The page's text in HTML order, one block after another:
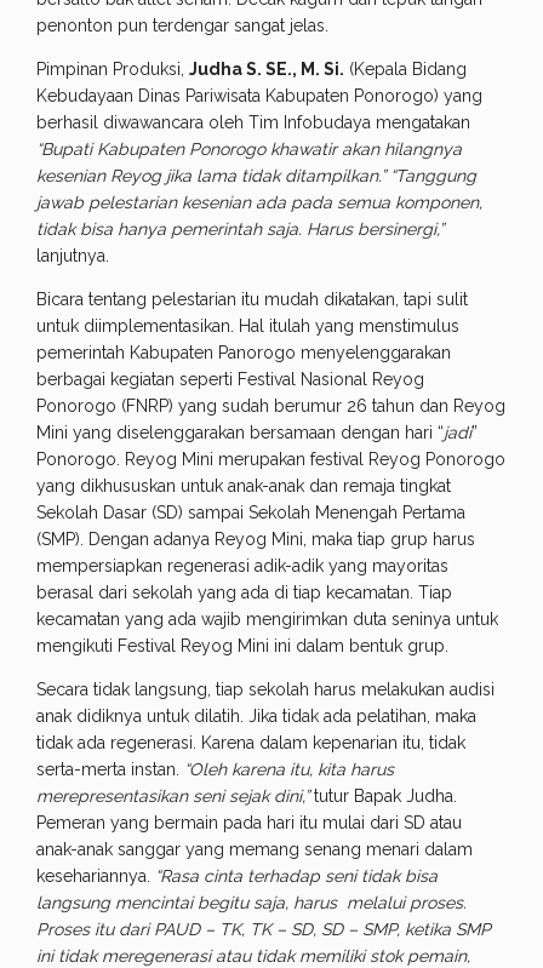
penonton pun terdengar sangat jelas.
Pimpinan Produksi, Judha S. SE., M. Si. (Kepala Bidang
Kebudayaan Dinas Pariwisata Kabupaten Ponorogo) yang
berhasil diwawancara oleh Tim Infobudaya mengatakan
“Bupati Kabupaten Ponorogo khawatir akan hilangnya
kesenian Reyog jika lama tidak ditampilkan.” “Tanggung
jawab pelestarian kesenian ada pada semua komponen,
tidak bisa hanya pemerintah saja. Harus bersinergi,”
lanjutnya.
Bicara tentang pelestarian itu mudah dikatakan, tapi sulit
untuk diimplementasikan. Hal itulah yang menstimulus
pemerintah Kabupaten Panorogo menyelenggarakan
berbagai kegiatan seperti Festival Nasional Reyog
Ponorogo (FNRP) yang sudah berumur 26 tahun dan Reyog
Mini yang diselenggarakan bersamaan dengan hari “jadi”
Ponorogo. Reyog Mini merupakan festival Reyog Ponorogo
yang dikhususkan untuk anak-anak dan remaja tingkat
Sekolah Dasar (SD) sampai Sekolah Menengah Pertama
(SMP). Dengan adanya Reyog Mini, maka tiap grup harus
mempersiapkan regenerasi adik-adik yang mayoritas
berasal dari sekolah yang ada di tiap kecamatan. Tiap
kecamatan yang ada wajib mengirimkan duta seninya untuk
mengikuti Festival Reyog Mini ini dalam bentuk grup.
Secara tidak langsung, tiap sekolah harus melakukan audisi
anak didiknya untuk dilatih. Jika tidak ada pelatihan, maka
tidak ada regenerasi. Karena dalam kepenarian itu, tidak
serta-merta instan. “Oleh karena itu, kita harus
merepresentasikan seni sejak dini,”tutur Bapak Judha.
Pemeran yang bermain pada hari itu mulai dari SD atau
anak-anak sanggar yang memang senang menari dalam
kesehariannya. “Rasa cinta terhadap seni tidak bisa
langsung mencintai begitu saja, harus melalui proses.
Proses itu dari PAUD – TK, TK – SD, SD – SMP, ketika SMP
ini tidak meregenerasi atau tidak memiliki stok pemain,